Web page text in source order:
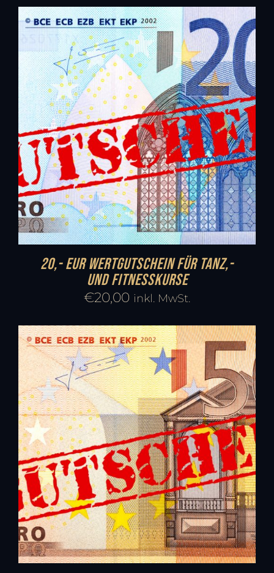
20,- EUR Wertgutschein für Tanz,-
und Fitnesskurse
€20,00 inkl. MwSt.